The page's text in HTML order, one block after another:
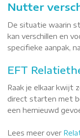
Nutter
De situatie waarin
kan verschillen en
specifieke aanpak,
EFT
Raak je elkaar kwijt
direct starten met
een hernieuwd
Lees meer over